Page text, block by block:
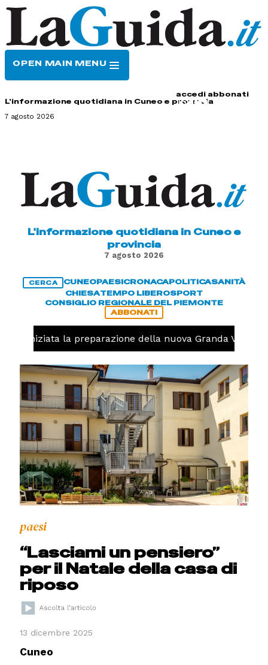
OPEN MAIN MENU
accedi abbonati
L'informazione quotidiana in Cuneo e provincia
7 agosto 2026
L'informazione quotidiana in Cuneo e
provincia
7 agosto 2026
CERCA CUNEOPAESICRONACAPOLITICASANITÀ
CHIESATEMPO LIBEROSPORT
CONSIGLIO REGIONALE DEL PIEMONTE
ABBONATI
iniziata la preparazione della nuova Granda Volley
paesi
“Lasciami un pensiero”
per il Natale della casa di
riposo
13 dicembre 2025
Cuneo